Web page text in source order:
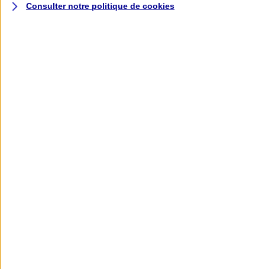
Consulter notre politique de cookies